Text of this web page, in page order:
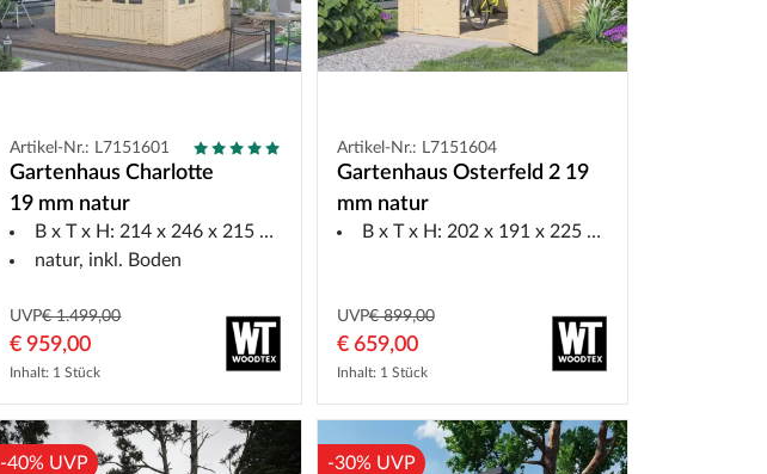
Artikel-Nr.: L7151601
Gartenhaus Charlotte
19 mm natur
B x T x H: 214 x 246 x 215 cm
natur, inkl. Boden
UVP€ 1.499,00
€ 959,00
Inhalt: 1 Stück
Artikel-Nr.: L7151604
Gartenhaus Osterfeld 2 19
mm natur
B x T x H: 202 x 191 x 225 cm, inkl. Boden
UVP€ 899,00
€ 659,00
Inhalt: 1 Stück
-40% UVP -30% UVP